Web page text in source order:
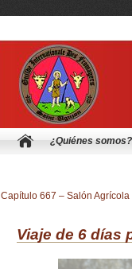
¿Quiénes somos?
Capítulo 667 – Salón Agrícola
Viaje de 6 días